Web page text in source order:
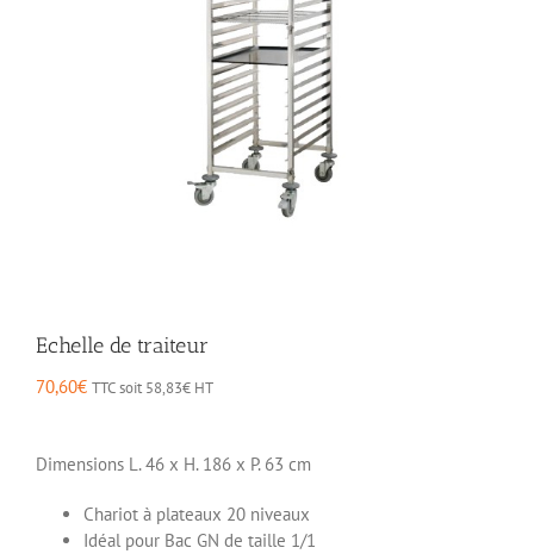
Echelle de traiteur
70,60€ TTC soit 58,83€ HT
Dimensions L. 46 x H. 186 x P. 63 cm
Chariot à plateaux 20 niveaux
Idéal pour Bac GN de taille 1/1